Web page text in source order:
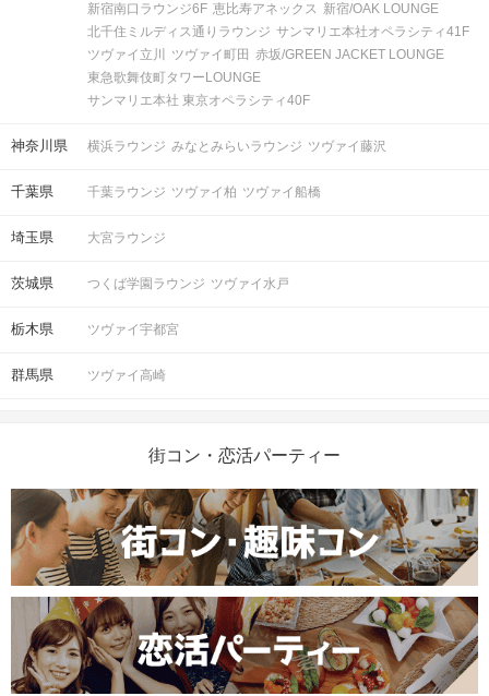
新宿南口ラウンジ6F 恵比寿アネックス 新宿/OAK LOUNGE
北千住ミルディス通りラウンジ サンマリエ本社オペラシティ41F
ツヴァイ立川
ツヴァイ町田 赤坂/GREEN JACKET LOUNGE
東急歌舞伎町タワーLOUNGE
サンマリエ本社 東京オペラシティ40F
神奈川県 横浜ラウンジ みなとみらいラウンジ ツヴァイ藤沢
千葉県 千葉ラウンジ ツヴァイ柏 ツヴァイ船橋
埼玉県 大宮ラウンジ
茨城県 つくば学園ラウンジ ツヴァイ水戸
栃木県 ツヴァイ宇都宮
群馬県 ツヴァイ高崎
街コン・恋活パーティー